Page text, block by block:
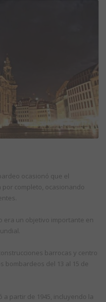
ocasionó que el
completo, ocasionando
era un objetivo importante en
barrocas y centro
bombardeos del 13 al 15 de
a partir de 1945, incluyendo la